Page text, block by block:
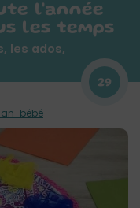
l'année
les temps
les ados,
29
bébé